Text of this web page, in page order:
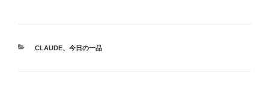
カ
CLAUDE、 今日の一品